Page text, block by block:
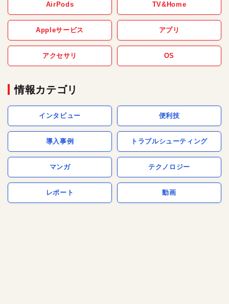
AirPods TV&Home
Appleサービス アプリ
アクセサリ OS
情報カテゴリ
インタビュー 便利技
導入事例 トラブルシューティング
マンガ テクノロジー
レポート 動画